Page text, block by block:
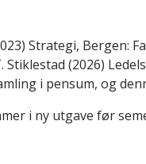
Strategi, Bergen:
Stiklestad (2026)
i pensum, og
i ny utgave før